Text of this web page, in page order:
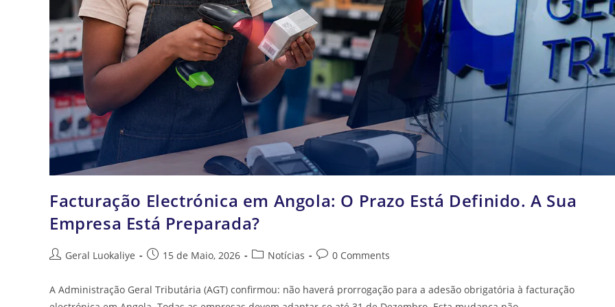
Facturação Electrónica em Angola: O Prazo Está Definido. A Sua
Empresa Está Preparada?
Geral Luokaliye 15 de Maio, 2026 Notícias 0 Comments
A Administração Geral Tributária (AGT) confirmou: não haverá prorrogação para a adesão obrigatória à facturação